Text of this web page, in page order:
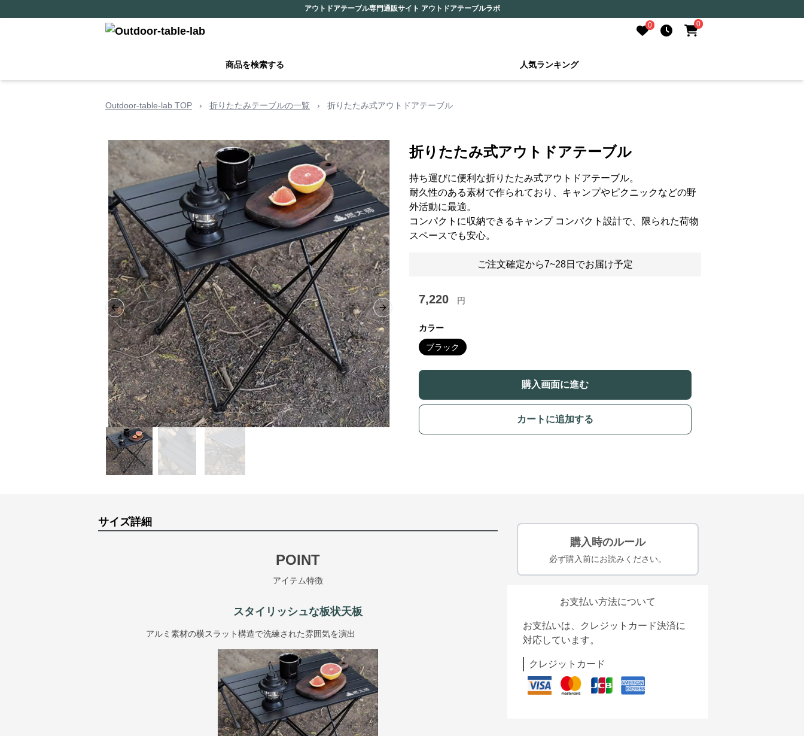
アウトドアテーブル専門通販サイト アウトドアテーブルラボ
0
0
商品を検索する 人気ランキング
Outdoor-table-lab TOP › 折りたたみテーブルの一覧 › 折りたたみ式アウトドアテーブル
Previous slide Next slide
折りたたみ式アウトドアテーブル
持ち運びに便利な折りたたみ式アウトドアテーブル。
耐久性のある素材で作られており、キャンプやピクニックなどの野
外活動に最適。
コンパクトに収納できるキャンプ コンパクト設計で、限られた荷物
スペースでも安心。
ご注文確定から7~28日でお届け予定
7,220 円
カラー
ブラック
購入画面に進む
カートに追加する
サイズ詳細
POINT
アイテム特徴
スタイリッシュな板状天板
アルミ素材の横スラット構造で洗練された雰囲気を演出
購入時のルール
必ず購入前にお読みください。
お支払い方法について
お支払いは、クレジットカード決済に
対応しています。
クレジットカード